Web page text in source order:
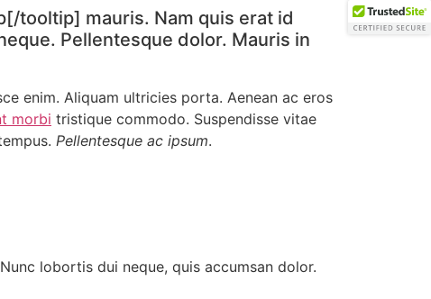
tooltip] mauris. Nam quis erat id
Pellentesque dolor. Mauris in
enim. Aliquam ultricies porta. Aenean ac eros
morbi tristique commodo. Suspendisse vitae
Pellentesque ac ipsum.
lobortis dui neque, quis accumsan dolor.